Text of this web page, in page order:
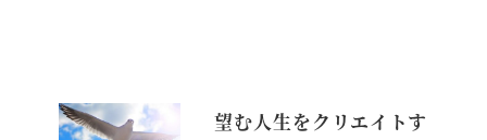
望む人生をクリエイトす